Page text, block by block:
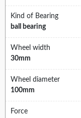
Kind of Bearing
ball bearing
Wheel width
30mm
Wheel diameter
100mm
Force